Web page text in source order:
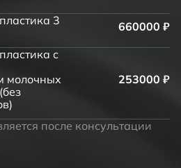
3
660000 ₽
с
молочных
253000 ₽
после консультации